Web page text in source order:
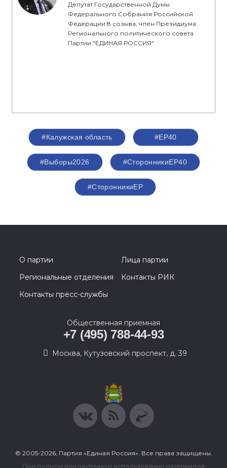
Депутат Государственной Думы
Федерального Собрания Российской
Федерации 8 созыва, член Президиума
Регионального политического совета
Партии "ЕДИНАЯ РОССИЯ"
#Калужская область #ЕР40
#Выборы2026 #СторонникиЕР40
#СторонникиЕР
О партии
Лица партии
Региональные отделения
Контакты РИК
Контакты пресс-службы
Общественная приемная
+7 (495) 788-44-93
Москва, Кутузовский проспект, д. 39
© 2005-2026, Партия «Единая Россия». Все права защищены.
При полном или частичном использовании материалов